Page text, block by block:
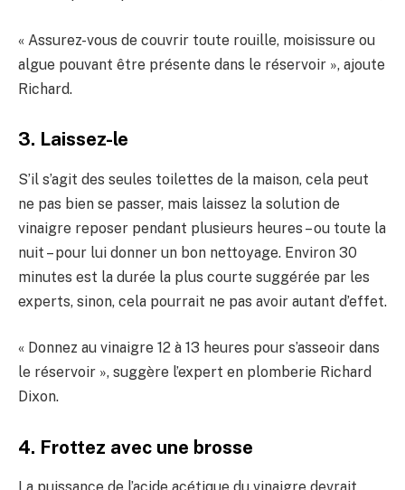
« Assurez-vous de couvrir toute rouille, moisissure ou
algue pouvant être présente dans le réservoir », ajoute
Richard.
3. Laissez-le
S’il s’agit des seules toilettes de la maison, cela peut
ne pas bien se passer, mais laissez la solution de
vinaigre reposer pendant plusieurs heures – ou toute la
nuit – pour lui donner un bon nettoyage. Environ 30
minutes est la durée la plus courte suggérée par les
experts, sinon, cela pourrait ne pas avoir autant d’effet.
« Donnez au vinaigre 12 à 13 heures pour s’asseoir dans
le réservoir », suggère l’expert en plomberie Richard
Dixon.
4. Frottez avec une brosse